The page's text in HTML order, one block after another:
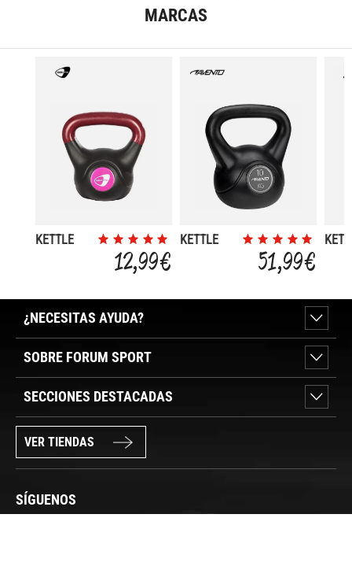
MARCAS
KETTLE
12,99 €
KETTLE
51,99 €
¿NECESITAS AYUDA?
SOBRE FORUM SPORT
SECCIONES DESTACADAS
VER TIENDAS
SÍGUENOS